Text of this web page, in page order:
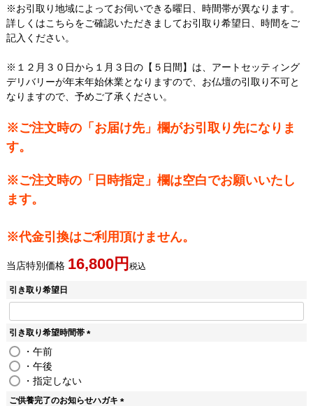
※お引取り地域によってお伺いできる曜日、時間帯が異なります。
詳しくはこちらをご確認いただきましてお引取り希望日、時間をご
記入ください。
※１２月３０日から１月３日の【５日間】は、アートセッティング
デリバリーが年末年始休業となりますので、お仏壇の引取り不可と
なりますので、予めご了承ください。
※ご注文時の「お届け先」欄がお引取り先になりま
す。
※ご注文時の「日時指定」欄は空白でお願いいたし
ます。
※代金引換はご利用頂けません。
当店特別価格 16,800 税込
引き取り希望日
引き取り希望時間帯
・午前
・午後
・指定しない
ご供養完了のお知らせハガキ